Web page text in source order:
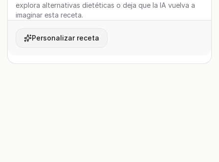
explora alternativas dietéticas o deja que la IA vuelva a
imaginar esta receta.
Personalizar receta